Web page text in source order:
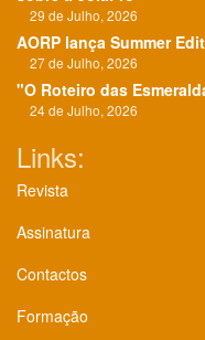
29 de Julho, 2026
AORP lança Summer Edit
27 de Julho, 2026
"O Roteiro das
24 de Julho, 2026
Links:
Revista
Assinatura
Contactos
Formação